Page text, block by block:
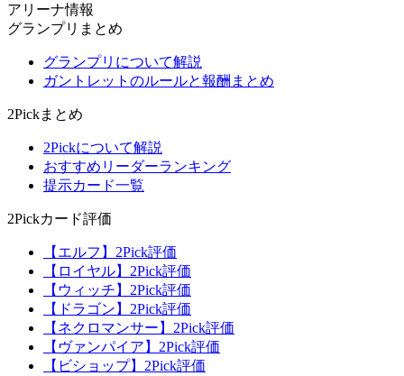
アリーナ情報
グランプリまとめ
グランプリについて解説
ガントレットのルールと報酬まとめ
2Pickまとめ
2Pickについて解説
おすすめリーダーランキング
提示カード一覧
2Pickカード評価
【エルフ】2Pick評価
【ロイヤル】2Pick評価
【ウィッチ】2Pick評価
【ドラゴン】2Pick評価
【ネクロマンサー】2Pick評価
【ヴァンパイア】2Pick評価
【ビショップ】2Pick評価